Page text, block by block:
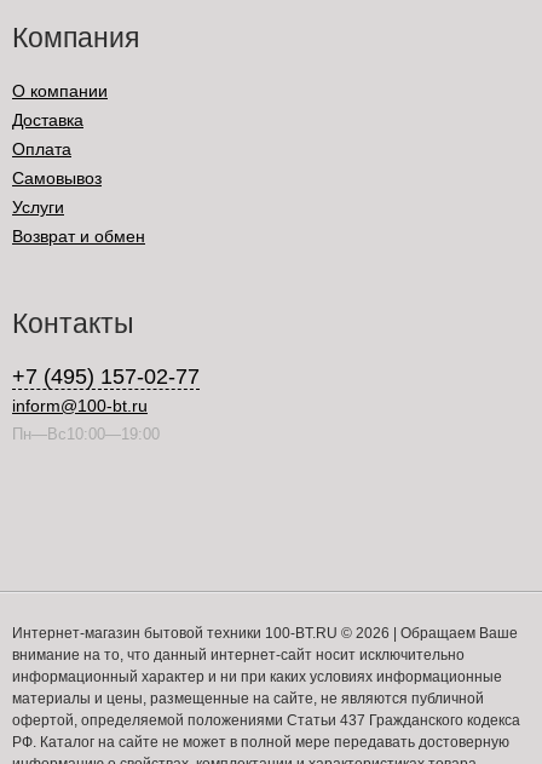
Компания
О компании
Доставка
Оплата
Самовывоз
Услуги
Возврат и обмен
Контакты
+7 (495) 157-02-77
inform@100-bt.ru
Пн—Вс10:00—19:00
Интернет-магазин бытовой техники 100-BT.RU © 2026 | Обращаем Ваше
внимание на то, что данный интернет-сайт носит исключительно
информационный характер и ни при каких условиях информационные
материалы и цены, размещенные на сайте, не являются публичной
офертой, определяемой положениями Статьи 437 Гражданского кодекса
РФ. Каталог на сайте не может в полной мере передавать достоверную